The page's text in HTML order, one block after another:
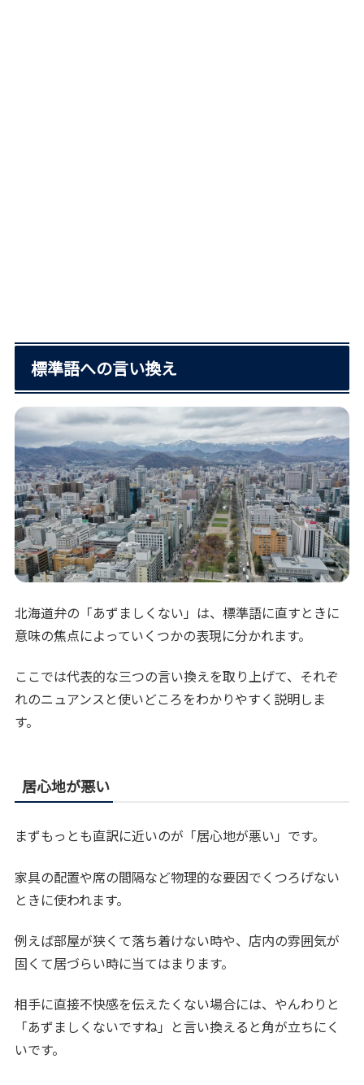
標準語への言い換え
北海道弁の「あずましくない」は、標準語に直すときに
意味の焦点によっていくつかの表現に分かれます。
ここでは代表的な三つの言い換えを取り上げて、それぞ
れのニュアンスと使いどころをわかりやすく説明しま
す。
居心地が悪い
まずもっとも直訳に近いのが「居心地が悪い」です。
家具の配置や席の間隔など物理的な要因でくつろげない
ときに使われます。
例えば部屋が狭くて落ち着けない時や、店内の雰囲気が
固くて居づらい時に当てはまります。
相手に直接不快感を伝えたくない場合には、やんわりと
「あずましくないですね」と言い換えると角が立ちにく
いです。